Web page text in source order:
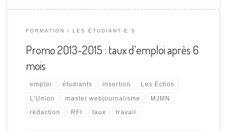
FORMATION LES ÉTUDIANT·E·S
Promo 2013-2015 : taux d’emploi après 6
mois
emploi étudiants insertion Les Echos
L’Union master webjournalisme MJMN
rédaction RFI taux travail